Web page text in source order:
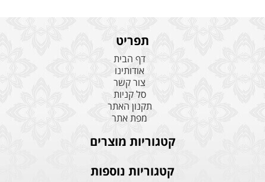
תפריט
דף הבית
אודותינו
צור קשר
סל קניות
תקנון האתר
מפת אתר
קטגוריות מוצרים
קטגוריות נוספות